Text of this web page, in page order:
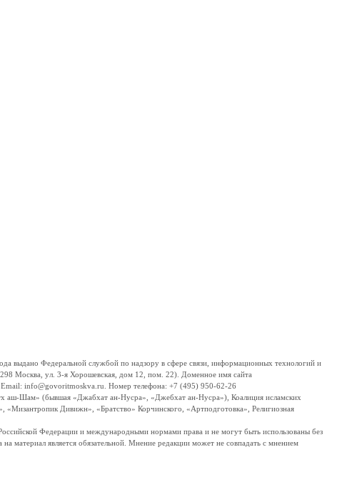
Федеральной службой по надзору в сфере связи, информационных технологий и
Москва, ул. 3-я Хорошевская, дом 12, пом. 22). Доменное имя сайта
Email: info@govoritmoskva.ru. Номер телефона: +7 (495) 950-62-26
аш-Шам» (бывшая «Джабхат ан-Нусра», «Джебхат ан-Нусра»), Коалиция исламских
Дивижн», «Братство» Корчинского, «Артподготовка», Религиозная
Федерации и международными нормами права и не могут быть использованы без
материал является обязательной. Мнение редакции может не совпадать с мнением